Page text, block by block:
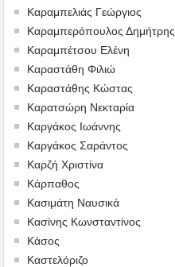
Καραμπελιάς Γεώργιος
Καραμπερόπουλος Δημήτρης
Καραμπέτσου Ελένη
Καραστάθη Φιλιώ
Καραστάθης Κώστας
Καρατσώρη Νεκταρία
Καργάκος Ιωάννης
Καργάκος Σαράντος
Καρζή Χριστίνα
Κάρπαθος
Κασιμάτη Ναυσικά
Κασίνης Κωνσταντίνος
Κάσος
Καστελόριζο